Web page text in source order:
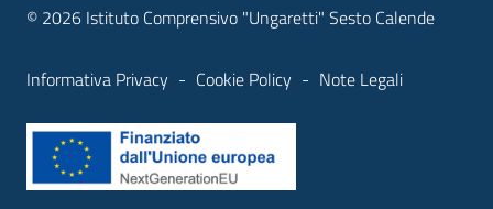
© 2026 Istituto Comprensivo "Ungaretti" Sesto Calende
Informativa Privacy - Cookie Policy - Note Legali